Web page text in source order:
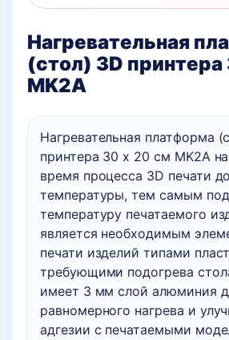
Нагревательная
(стол) 3D
MK2A
Нагревательная платформа
принтера 30 х 20 см MK2A
время процесса 3D печати
температуры, тем самым
температуру печатаемого
является необходимым
печати изделий типами
требующими подогрева
имеет 3 мм слой алюминия
равномерного нагрева и
адгезии с печатаемыми